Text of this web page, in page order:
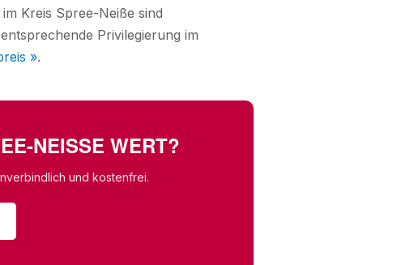
Kreis Spree-Neiße sind
Privilegierung im
».
NEISSE WERT?
und kostenfrei.